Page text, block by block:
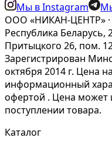
Мы в Instagram
ООО «НИКАН-ЦЕНТР» ·
Республика Беларусь,
Притыцкого 26, пом.
Зарегистрирован
октября 2014 г. Цена
информационный
офертой . Цена может
поступлении товара.
Каталог